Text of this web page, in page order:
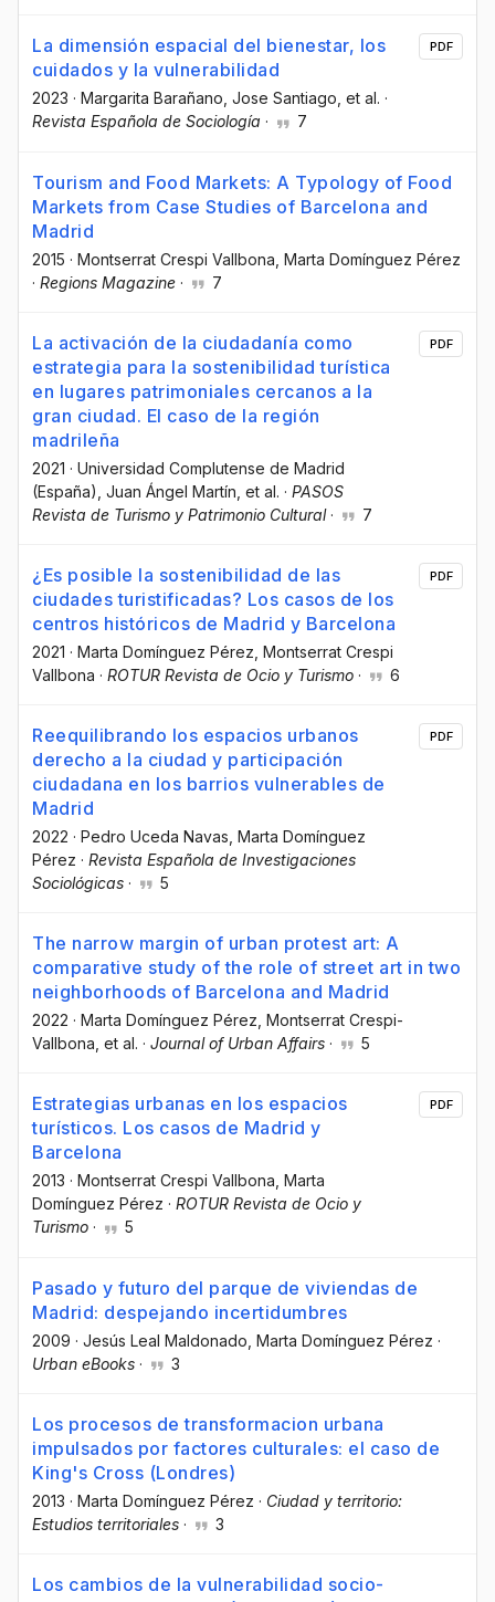
La dimensión espacial del bienestar, los
cuidados y la vulnerabilidad
2023 · Margarita Barañano , Jose Santiago , et al. ·
Revista Española de Sociología · 7
PDF
Tourism and Food Markets: A Typology of Food
Markets from Case Studies of Barcelona and
Madrid
2015 · Montserrat Crespi Vallbona , Marta Domínguez Pérez
· Regions Magazine · 7
La activación de la ciudadanía como
estrategia para la sostenibilidad turística
en lugares patrimoniales cercanos a la
gran ciudad. El caso de la región
madrileña
2021 · Universidad Complutense de Madrid
(España) , Juan Ángel Martín , et al. · PASOS
Revista de Turismo y Patrimonio Cultural· 7
PDF
¿Es posible la sostenibilidad de las
ciudades turistificadas? Los casos de los
centros históricos de Madrid y Barcelona
2021 · Marta Domínguez Pérez , Montserrat Crespi
Vallbona · ROTUR Revista de Ocio y Turismo · 6
PDF
Reequilibrando los espacios urbanos
derecho a la ciudad y participación
ciudadana en los barrios vulnerables de
Madrid
2022 · Pedro Uceda Navas , Marta Domínguez
Pérez · Revista Española de Investigaciones
Sociológicas · 5
PDF
The narrow margin of urban protest art: A
comparative study of the role of street art in two
neighborhoods of Barcelona and Madrid
2022 · Marta Domínguez Pérez , Montserrat Crespi-
Vallbona , et al. · Journal of Urban Affairs · 5
Estrategias urbanas en los espacios
turísticos. Los casos de Madrid y
Barcelona
2013 · Montserrat Crespi Vallbona, Marta
Domínguez Pérez · ROTUR Revista de Ocio y
Turismo · 5
PDF
Pasado y futuro del parque de viviendas de
Madrid: despejando incertidumbres
2009 · Jesús Leal Maldonado , Marta Domínguez Pérez ·
Urban eBooks · 3
Los procesos de transformacion urbana
impulsados por factores culturales: el caso de
King's Cross (Londres)
2013 · Marta Domínguez Pérez · Ciudad y territorio:
Estudios territoriales · 3
Los cambios de la vulnerabilidad socio-